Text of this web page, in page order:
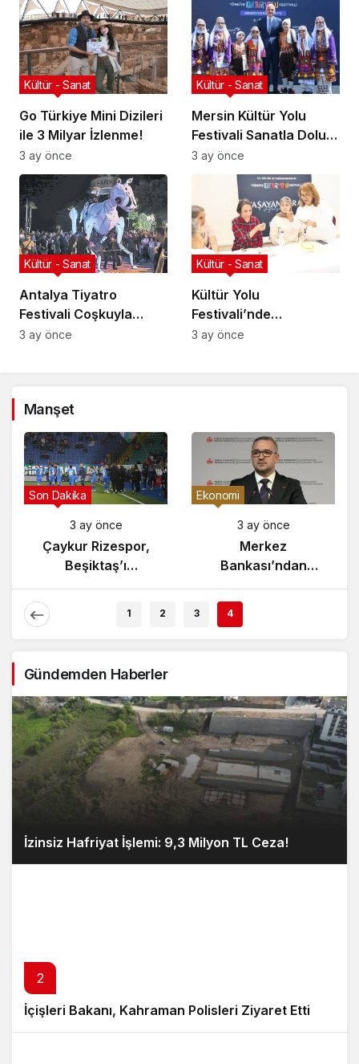
Go Türkiye Mini Dizileri
ile 3 Milyar İzlenme!
Kültür - Sanat
3 ay önce
Mersin Kültür Yolu
Festivali Sanatla Dolu
Geçiyor!
Kültür - Sanat
3 ay önce
Antalya Tiyatro
Festivali Coşkuyla
Başladı!
Kültür - Sanat
3 ay önce
Kültür Yolu
Festivali’nde
Geleneksel Sanatlar
Kültür - Sanat
3 ay önce
Manşet
Gündem
3 ay önce
Yunanistan’da
Zeybek Tartışması
Son Dakika
3 ay önce
Çaykur Rizespor,
Beşiktaş’ı
1 2 3 4
Gündemden Haberler
İzinsiz Hafriyat İşlemi: 9,3 Milyon TL Ceza!
2
İçişleri Bakanı, Kahraman Polisleri Ziyaret Etti